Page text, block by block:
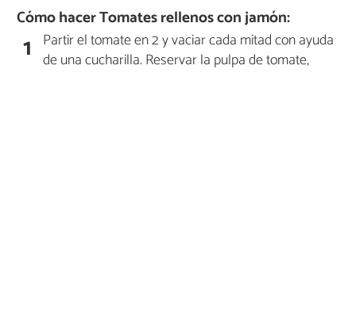
Cómo hacer Tomates rellenos con jamón:
1 Partir el tomate en 2 y vaciar cada mitad con ayuda
de una cucharilla. Reservar la pulpa de tomate,